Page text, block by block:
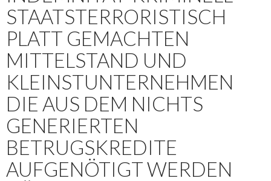
STAATSTERRORISTISCH
PLATT GEMACHTEN
MITTELSTAND UND
KLEINSTUNTERNEHMEN
DIE AUS DEM NICHTS
GENERIERTEN
BETRUGSKREDITE
AUFGENÖTIGT WERDEN